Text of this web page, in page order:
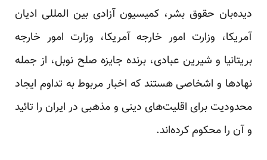
دیده‌بان حقوق بشر، کمیسیون آزادی بین المللی ادیان
آمریکا، وزارت امور خارجه آمریکا، وزارت امور خارجه
بریتانیا و شیرین عبادی، برنده جایزه صلح نوبل، از جمله
نهاد‌ها و اشخاصی هستند که اخبار مربوط به تداوم ایجاد
محدودیت برای اقلیت‌های دینی و مذهبی در ایران را تائید
و آن را محکوم کرده‌اند.